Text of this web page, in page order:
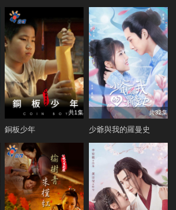
共1集
銅板少年
共32集
少爺與我的羅曼史